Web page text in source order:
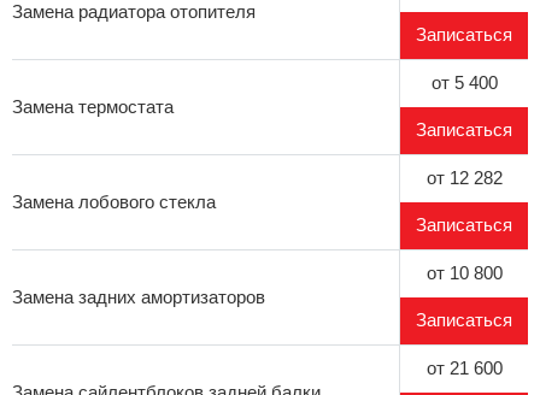
Замена радиатора отопителя
Записаться
Замена термостата
от 5 400
Записаться
Замена лобового стекла
от 12 282
Записаться
Замена задних амортизаторов
от 10 800
Записаться
от 21 600